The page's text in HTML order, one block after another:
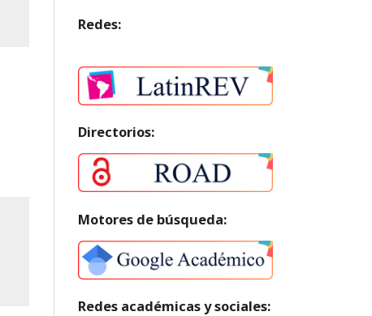
Redes:
Directorios:
Motores de búsqueda:
Redes académicas y sociales: